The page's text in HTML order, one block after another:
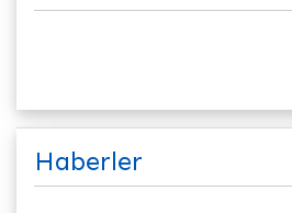
Haberler